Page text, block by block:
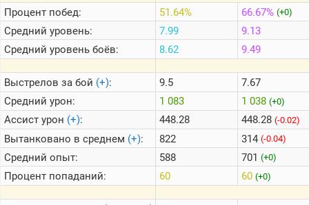
Процент побед:
Средний уровень:
Средний уровень боёв:
Выстрелов за бой (+):
Средний урон:
Ассист урон (+):
Вытанковано в среднем (+):
Средний опыт:
Процент попаданий:
51.64%
7.99
8.62
9.5
1 083
448.28
822
588
60
66.67% (+0)
9.13
9.49
7.67
1 038 (+0)
448.28 (-0.02)
314 (-0.04)
701 (+0)
60 (+0)